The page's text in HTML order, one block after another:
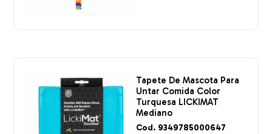
Tapete De Mascota Para
Untar Comida Color
Turquesa LICKIMAT
Mediano
Cod. 9349785000647